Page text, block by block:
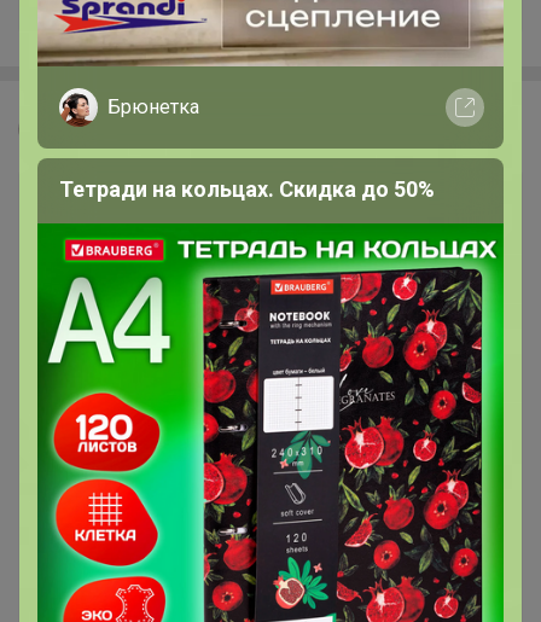
Леныра
Брюнетка
Тетради на кольцах. Скидка до 50%